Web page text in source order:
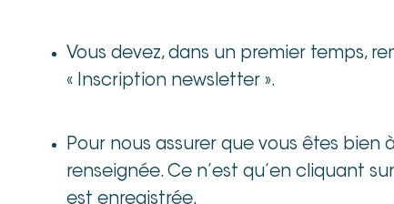
Vous devez, dans un premier temps,
« Inscription newsletter ».
Pour nous assurer que vous êtes bien
renseignée. Ce n’est qu’en cliquant
est enregistrée.